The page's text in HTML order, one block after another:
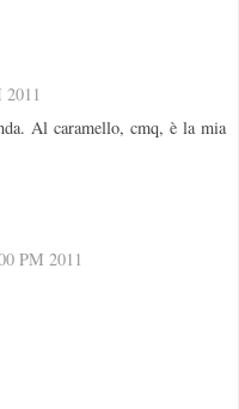
Al caramello, cmq, è la mia
PM 2011